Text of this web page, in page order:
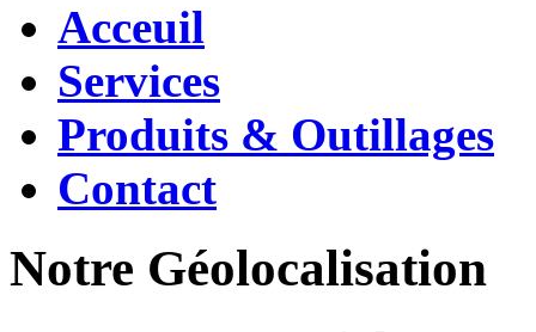
Acceuil
Services
Produits & Outillages
Contact
Notre Géolocalisation